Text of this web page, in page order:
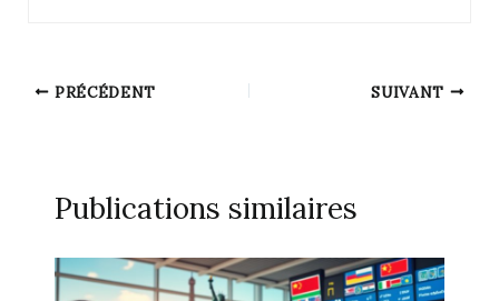
PRÉCÉDENT SUIVANT
Publications similaires